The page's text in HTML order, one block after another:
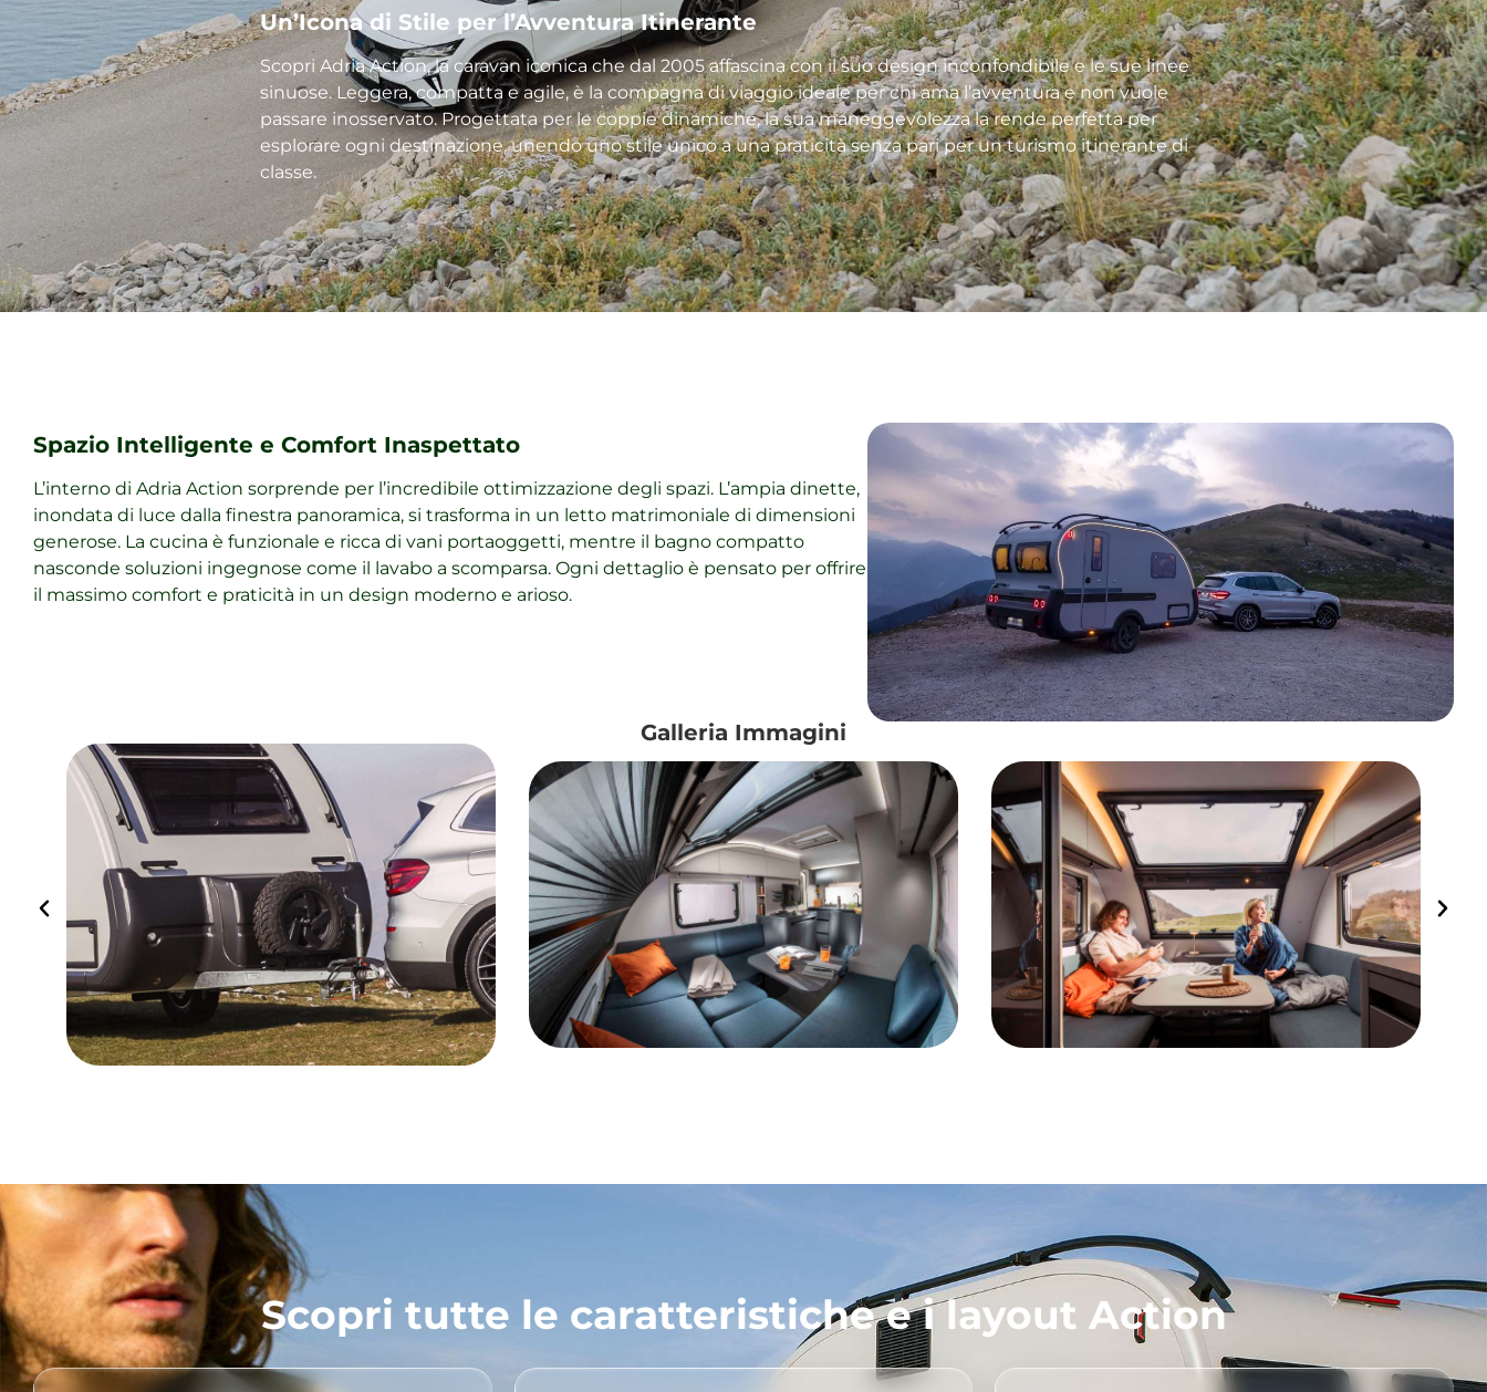
Un’Icona di Stile per l’Avventura Itinerante
Scopri Adria Action, la caravan iconica che dal 2005 affascina con il suo design inconfondibile e le sue linee
sinuose. Leggera, compatta e agile, è la compagna di viaggio ideale per chi ama l’avventura e non vuole
passare inosservato. Progettata per le coppie dinamiche, la sua maneggevolezza la rende perfetta per
esplorare ogni destinazione, unendo uno stile unico a una praticità senza pari per un turismo itinerante di
classe.
Spazio Intelligente e Comfort Inaspettato
L’interno di Adria Action sorprende per l’incredibile ottimizzazione degli spazi. L’ampia dinette,
inondata di luce dalla finestra panoramica, si trasforma in un letto matrimoniale di dimensioni
generose. La cucina è funzionale e ricca di vani portaoggetti, mentre il bagno compatto
nasconde soluzioni ingegnose come il lavabo a scomparsa. Ogni dettaglio è pensato per offrire
il massimo comfort e praticità in un design moderno e arioso.
Galleria Immagini
Scopri tutte le caratteristiche e i layout Action